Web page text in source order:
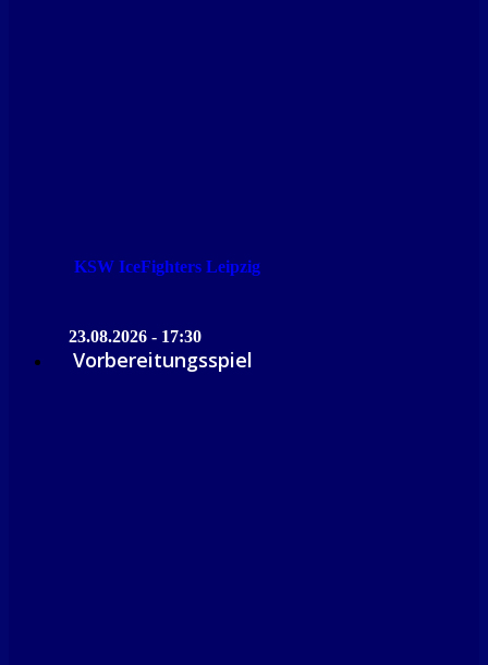
KSW IceFighters Leipzig
23.08.2026 - 17:30
Vorbereitungsspiel